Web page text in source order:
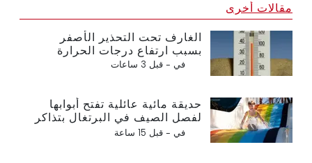
مقالات أخرى
الغارف تحت التحذير الأصفر
بسبب ارتفاع درجات الحرارة
في - قبل 3 ساعات
حديقة مائية عائلية تفتح أبوابها
لفصل الصيف في البرتغال بتذاكر
بقيمة 2 يوروفي - قبل 15 ساعة